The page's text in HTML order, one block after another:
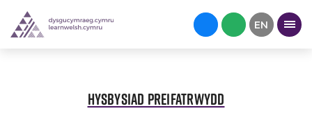
Hysbysiad Preifatrwydd